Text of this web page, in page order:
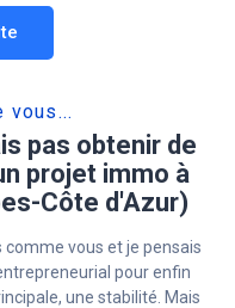
vous...
pas obtenir de
projet immo à
Côte d'Azur)
comme vous et je pensais
pour enfin
une stabilité. Mais